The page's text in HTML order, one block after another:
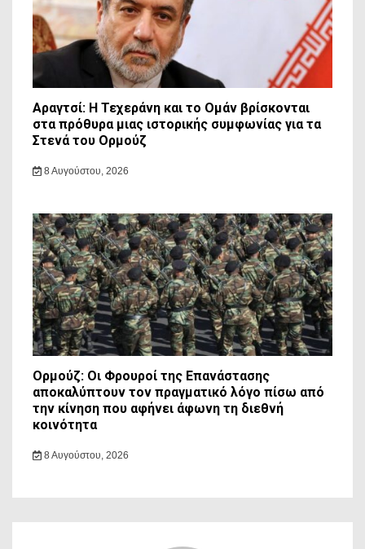
Αραγτσί: Η Τεχεράνη και το Ομάν βρίσκονται
στα πρόθυρα μιας ιστορικής συμφωνίας για τα
Στενά του Ορμούζ
8 Αυγούστου, 2026
Ορμούζ: Οι Φρουροί της Επανάστασης
αποκαλύπτουν τον πραγματικό λόγο πίσω από
την κίνηση που αφήνει άφωνη τη διεθνή
κοινότητα
8 Αυγούστου, 2026